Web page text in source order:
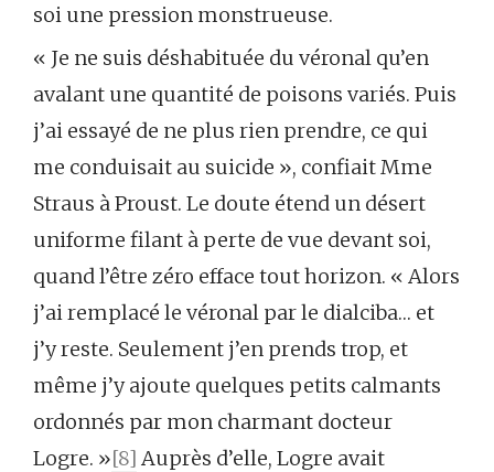
soi une pression monstrueuse.
« Je ne suis déshabituée du véronal qu’en
avalant une quantité de poisons variés. Puis
j’ai essayé de ne plus rien prendre, ce qui
me conduisait au suicide », confiait Mme
Straus à Proust. Le doute étend un désert
uniforme filant à perte de vue devant soi,
quand l’être zéro efface tout horizon. « Alors
j’ai remplacé le véronal par le dialciba… et
j’y reste. Seulement j’en prends trop, et
même j’y ajoute quelques petits calmants
ordonnés par mon charmant docteur
Logre. »[8] Auprès d’elle, Logre avait